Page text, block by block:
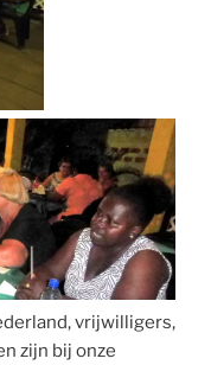
vrijwilligers,
zijn bij onze